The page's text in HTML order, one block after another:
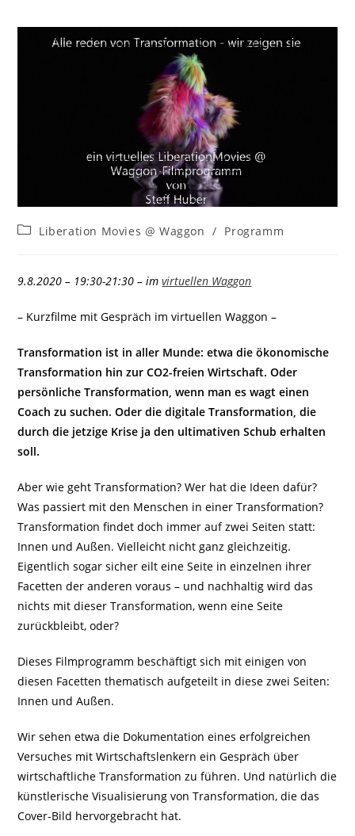
Beitrags-
Liberation Movies @ Waggon / Programm
9.8.2020 – 19:30-21:30 – imvirtuellen Waggon
– Kurzfilme mit Gespräch im virtuellen Waggon –
Transformation ist in aller Munde: etwa die ökonomische
Transformation hin zur CO2-freien Wirtschaft. Oder
persönliche Transformation, wenn man es wagt einen
Coach zu suchen. Oder die digitale Transformation, die
durch die jetzige Krise ja den ultimativen Schub erhalten
soll.
Aber wie geht Transformation? Wer hat die Ideen dafür?
Was passiert mit den Menschen in einer Transformation?
Transformation findet doch immer auf zwei Seiten statt:
Innen und Außen. Vielleicht nicht ganz gleichzeitig.
Eigentlich sogar sicher eilt eine Seite in einzelnen ihrer
Facetten der anderen voraus – und nachhaltig wird das
nichts mit dieser Transformation, wenn eine Seite
zurückbleibt, oder?
Dieses Filmprogramm beschäftigt sich mit einigen von
diesen Facetten thematisch aufgeteilt in diese zwei Seiten:
Innen und Außen.
Wir sehen etwa die Dokumentation eines erfolgreichen
Versuches mit Wirtschaftslenkern ein Gespräch über
wirtschaftliche Transformation zu führen. Und natürlich die
künstlerische Visualisierung von Transformation, die das
Cover-Bild hervorgebracht hat.